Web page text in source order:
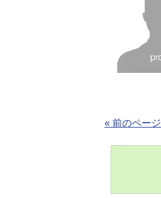
« 前のページ